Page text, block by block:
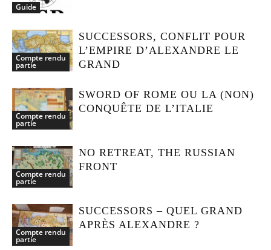
Guide
Compte rendu
partie
SUCCESSORS, CONFLIT POUR
L’EMPIRE D’ALEXANDRE LE
GRAND
Compte rendu
partie
SWORD OF ROME OU LA (NON)
CONQUÊTE DE L’ITALIE
Compte rendu
partie
NO RETREAT, THE RUSSIAN
FRONT
Compte rendu
partie
SUCCESSORS – QUEL GRAND
APRÈS ALEXANDRE ?